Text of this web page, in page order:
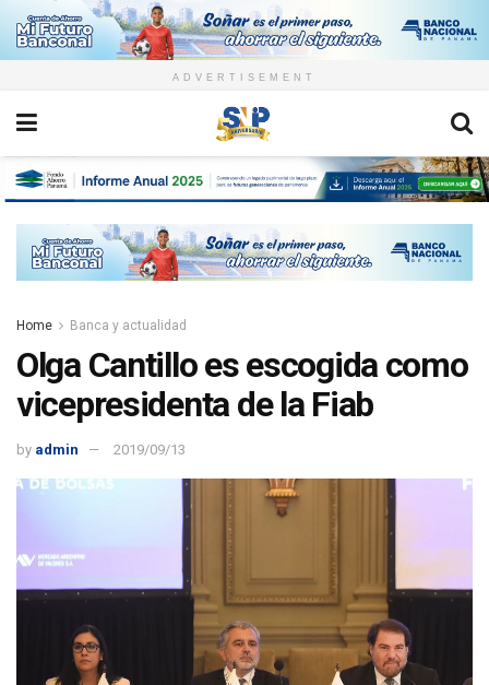
ADVERTISEMENT
Home Banca y actualidad
Olga Cantillo es escogida como
vicepresidenta de la Fiab
by admin 2019/09/13